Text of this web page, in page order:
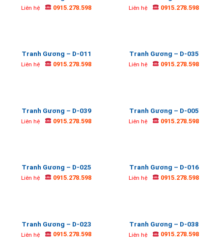
Liên hệ 0915.278.598 Liên hệ 0915.278.598
Tranh Gương – D-011
Liên hệ 0915.278.598
Tranh Gương – D-035
Liên hệ 0915.278.598
Tranh Gương – D-039
Liên hệ 0915.278.598
Tranh Gương – D-005
Liên hệ 0915.278.598
Tranh Gương – D-025
Liên hệ 0915.278.598
Tranh Gương – D-016
Liên hệ 0915.278.598
Tranh Gương – D-023
Liên hệ 0915.278.598
Tranh Gương – D-038
Liên hệ 0915.278.598